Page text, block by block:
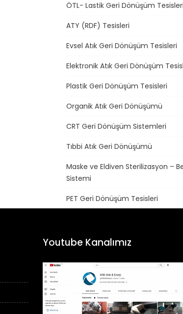
ÖTL- Lastik Geri Dönüşüm Tesisleri
ATY (RDF) Tesisleri
Evsel Atık Geri Dönüşüm Tesisleri
Elektronik Atık Geri Dönüşüm
Plastik Geri Dönüşüm Tesisleri
Organik Atık Geri Dönüşümü
CRT Geri Dönüşüm Sistemleri
Tıbbi Atık Geri Dönüşümü
Maske ve Eldiven Sterilizasyon –
Sistemi
PET Geri Dönüşüm Tesisleri
Youtube Kanalımız